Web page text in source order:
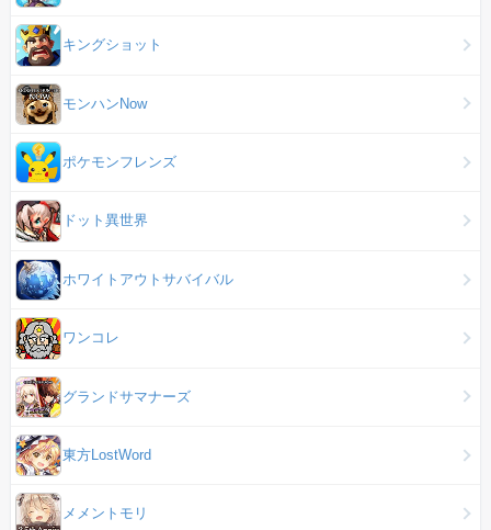
キングショット
モンハンNow
ポケモンフレンズ
ドット異世界
ホワイトアウトサバイバル
ワンコレ
グランドサマナーズ
東方LostWord
メメントモリ